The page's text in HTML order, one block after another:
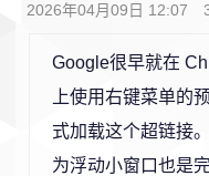
2026年04月09日 12:07
Google很早就在
上使用右键菜单的
式加载这个超链接
为浮动小窗口也是